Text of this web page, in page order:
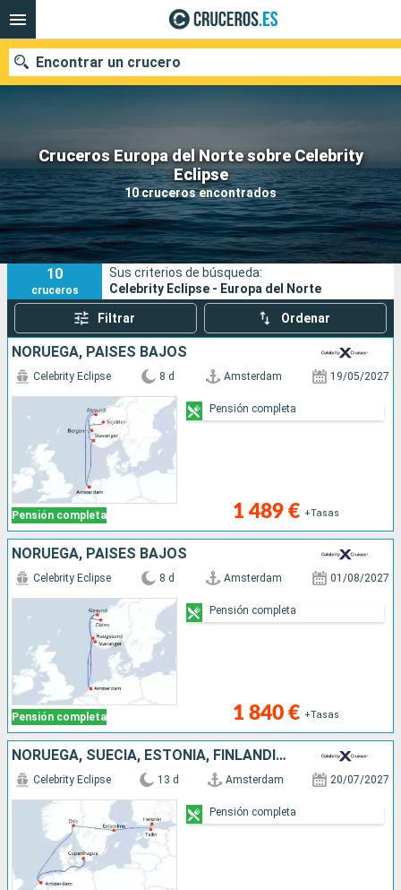
Cruceros Europa del Norte sobre Celebrity
Eclipse
10 cruceros encontrados
Encontrar un crucero
Nuestros destinos
Fecha de salida
Puertos Compañías
Buscar
10
cruceros
Sus criterios de búsqueda:
Celebrity Eclipse - Europa del Norte
Filtrar Ordenar
NORUEGA, PAISES BAJOS
Pensión completa
Celebrity Eclipse 8 d Amsterdam 19/05/2027
1 489 € +Tasas
Pensión completa
NORUEGA, PAISES BAJOS
Pensión completa
Celebrity Eclipse 8 d Amsterdam 01/08/2027
1 840 € +Tasas
Pensión completa
NORUEGA, SUECIA, ESTONIA, FINLANDIA, DINAMARCA, PAISES BAJOS
Celebrity Eclipse 13 d Amsterdam 20/07/2027
Pensión completa